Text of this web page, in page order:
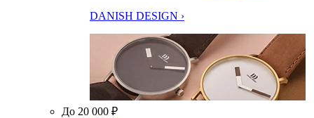
DANISH DESIGN ›
До 20 000 ₽